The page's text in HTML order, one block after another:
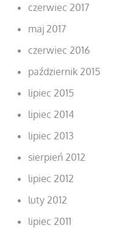
czerwiec 2017
maj 2017
czerwiec 2016
październik 2015
lipiec 2015
lipiec 2014
lipiec 2013
sierpień 2012
lipiec 2012
luty 2012
lipiec 2011